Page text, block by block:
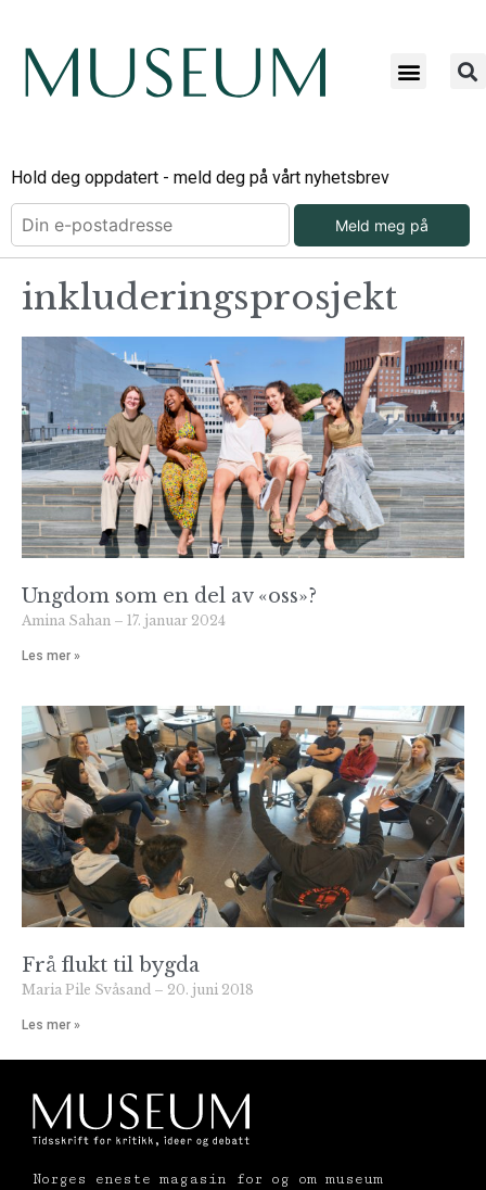
Hold deg oppdatert - meld deg på vårt nyhetsbrev
Meld meg på
inkluderingsprosjekt
Ungdom som en del av «oss»?
Amina Sahan 17. januar 2024
Les mer »
Frå flukt til bygda
Maria Pile Svåsand 20. juni 2018
Les mer »
Norges eneste magasin for og om museum